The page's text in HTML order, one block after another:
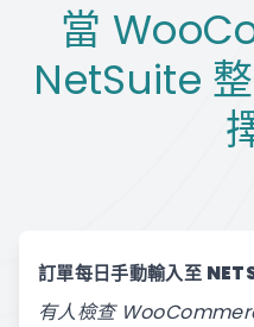
當
NetSuite
訂單每日手動輸入至
有人檢查